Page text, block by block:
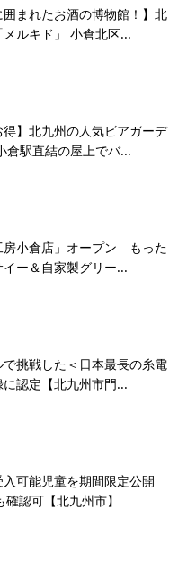
囲まれたお酒の博物館！】北
ルキド」 小倉北区...
得】北九州の人気ビアガーデ
倉駅直結の屋上でバ...
房小倉店」オープン もった
イー＆自家製グリー...
挑戦した＜日本最長の糸電
認定【北九州市門...
入可能児童を期間限定公開
認可【北九州市】